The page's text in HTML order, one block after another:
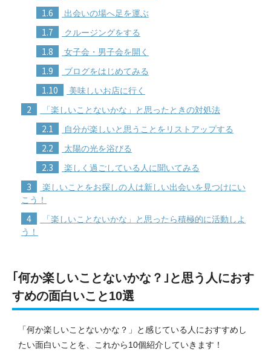
1.6 出会いの場へ足を運ぶ
1.7 クルージングをする
1.8 女子会・男子会を開く
1.9 ブログをはじめてみる
1.10 美味しいお店に行く
2 「楽しいことないかな」と思ったときの対処法
2.1 自分が楽しいと思うことをリストアップする
2.2 太陽の光を浴びる
2.3 楽しく過ごしている人に聞いてみる
3
楽しいことをお探しの人は新しい出会いを見つけにい
こう！
4
「楽しいことないかな」と思ったら積極的に活動しよ
う！
｢何か楽しいことないかな？｣と思う人におす
すめの面白いこと10選
「何か楽しいことないかな？」と感じている人におすすめし
たい面白いことを、これから10個紹介していきます！